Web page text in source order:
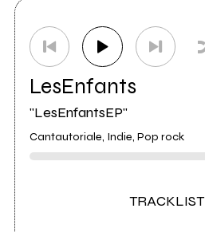
LesEnfants
"LesEnfantsEP"
Cantautoriale, Indie, Pop rock
TRACKLIST